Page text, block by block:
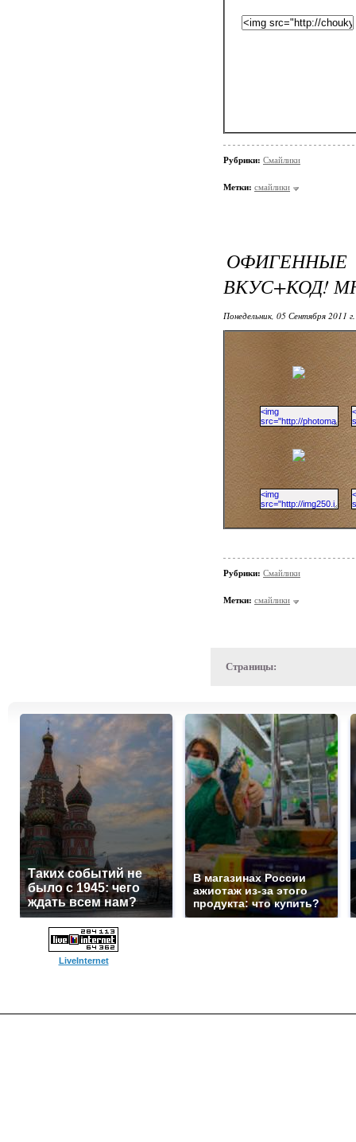
Рубрики: Смайлики
Метки: смайлики
ВКУС+КОД!
Понедельник, 05 Сентября 2011
Рубрики: Смайлики
Метки: смайлики
Страницы:
Таких событий не
было с 1945: чего
ждать всем нам?
В магазинах России
ажиотаж из-за этого
продукта: что купить?
LiveInternet